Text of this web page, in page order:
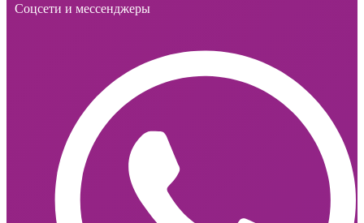
Соцсети и мессенджеры